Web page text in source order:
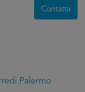
Palermo
Contatta